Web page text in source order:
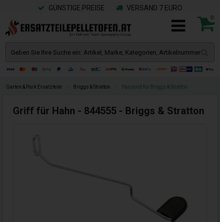
GÜNSTIGE PREISE VERSAND 7 EURO
0
Garten & Park Ersatzteile Briggs & Stratton Passend für Briggs & Stratton
Griff für Hahn - 844555 - Briggs & Stratton